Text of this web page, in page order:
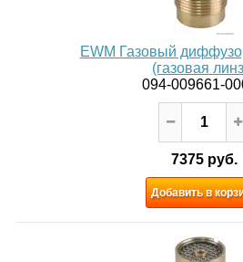
EWM Газовый
(газовая
094-009661-
7375 руб.
Добавить в